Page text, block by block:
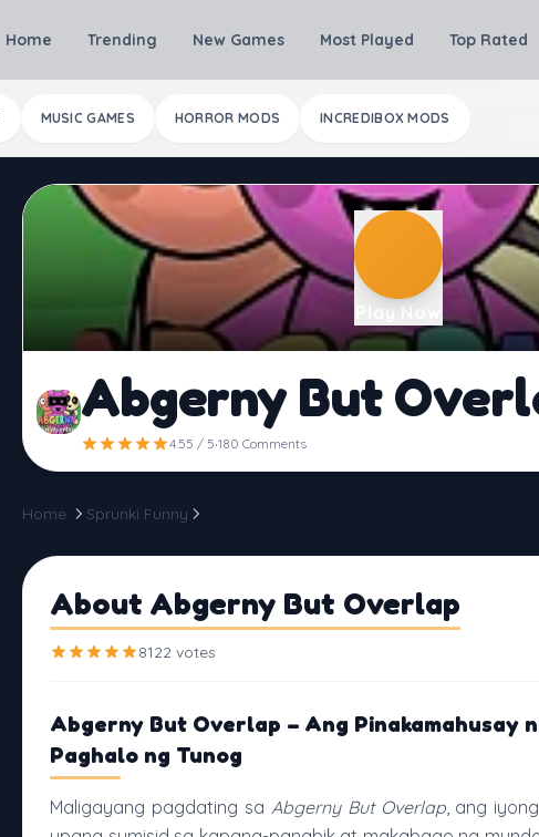
Home Trending New Games Most Played Top Rated
MUSIC GAMES HORROR MODS INCREDIBOX MODS
Play Now
Abgerny But
4.55 / 5·180 Comments
Home Sprunki Funny
About Abgerny But Overlap
8122 votes
Abgerny But Overlap – Ang Pinakamahusay
Paghalo ng Tunog
Maligayang pagdating sa Abgerny But Overlap, ang